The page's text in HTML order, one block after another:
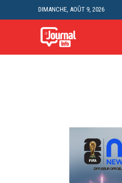
DIMANCHE, AOÛT 9, 2026